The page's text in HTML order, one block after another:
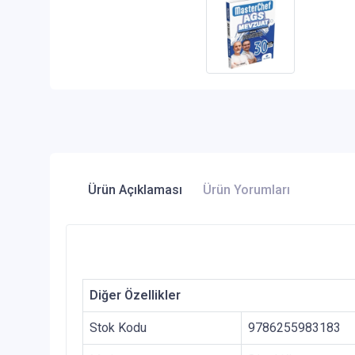
Ürün Açıklaması Ürün Yorumları
Diğer Özellikler
Stok Kodu 9786255983183